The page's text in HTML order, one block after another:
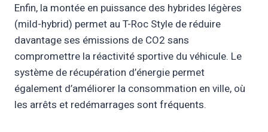
Enfin, la montée en puissance des hybrides légères
(mild-hybrid) permet au T-Roc Style de réduire
davantage ses émissions de CO2 sans
compromettre la réactivité sportive du véhicule. Le
système de récupération d’énergie permet
également d’améliorer la consommation en ville, où
les arrêts et redémarrages sont fréquents.